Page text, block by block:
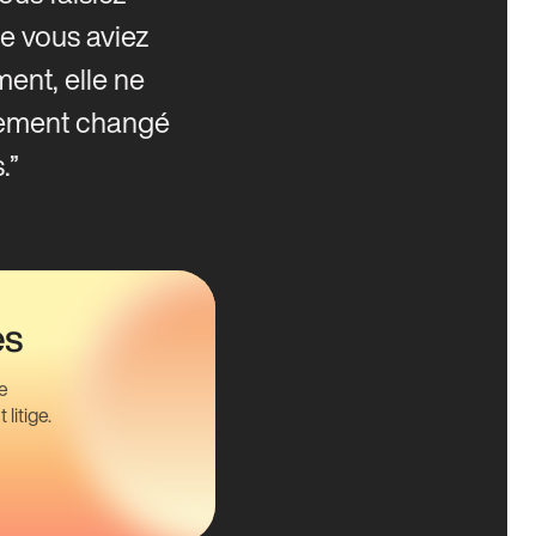
vous aviez
elle ne
changé
litige.